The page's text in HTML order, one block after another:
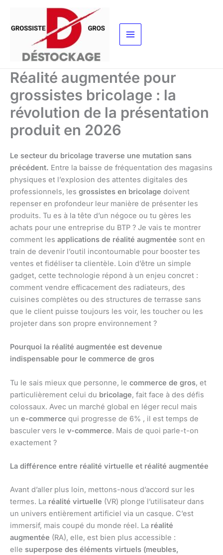
contenu
Réalité augmentée pour
grossistes bricolage : la
révolution de la présentation
produit en 2026
Le secteur du bricolage traverse une mutation sans
précédent. Entre la baisse de fréquentation des magasins
physiques et l’explosion des attentes digitales des
professionnels, les grossistes en bricolage doivent
repenser en profondeur leur manière de présenter les
produits. Tu es à la tête d’un négoce ou tu gères les
achats pour une entreprise du BTP ? Je vais te montrer
comment les applications de réalité augmentée sont en
train de devenir l’outil incontournable pour booster tes
ventes et fidéliser ta clientèle. Loin d’être un simple
gadget, cette technologie répond à un enjeu concret :
comment vendre efficacement des radiateurs, des
cuisines complètes ou des structures de terrasse sans
que le client puisse toujours les voir, les toucher ou les
projeter dans son propre environnement ?
Pourquoi la réalité augmentée est devenue
indispensable pour le commerce de gros
Tu le sais mieux que personne, le commerce de gros, et
particulièrement celui du bricolage, fait face à des défis
colossaux. Avec un marché global en léger recul mais
un e-commerce qui progresse de 6% , il est temps de
basculer vers le v-commerce. Mais de quoi parle-t-on
exactement ?
La différence entre réalité virtuelle et réalité augmentée
Avant d’aller plus loin, mettons-nous d’accord sur les
termes. La réalité virtuelle (VR) plonge l’utilisateur dans
un univers entièrement artificiel via un casque. C’est
immersif, mais coupé du monde réel. La réalité
augmentée (RA), elle, est bien plus accessible :
elle superpose des éléments virtuels (meubles,